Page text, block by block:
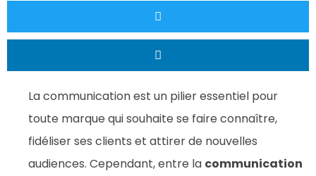
La communication est un pilier essentiel pour
toute marque qui souhaite se faire connaître,
fidéliser ses clients et attirer de nouvelles
audiences. Cependant, entre la communication